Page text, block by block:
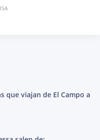
que viajan de El Campo a